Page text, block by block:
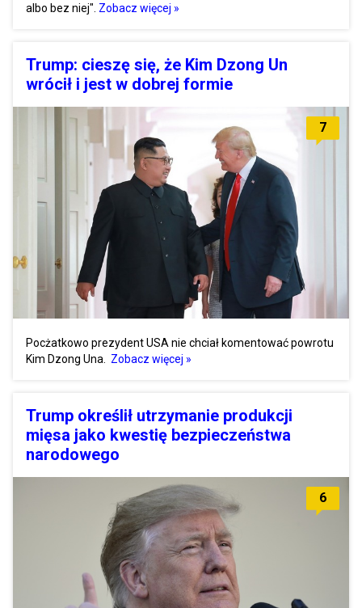
albo bez niej". Zobacz więcej »
Trump: cieszę się, że Kim Dzong Un
wrócił i jest w dobrej formie
7
Pocżatkowo prezydent USA nie chciał komentować powrotu
Kim Dzong Una. Zobacz więcej »
Trump określił utrzymanie produkcji
mięsa jako kwestię bezpieczeństwa
narodowego
6